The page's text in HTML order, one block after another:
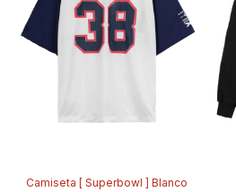
Camiseta [ Superbowl ] Blanco